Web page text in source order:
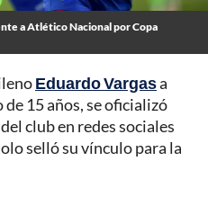
a Atlético Nacional por Copa
Eduardo Vargasa
15 años, se oficializó
club en redes sociales
selló su vínculo para la